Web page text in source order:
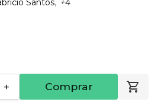
Santos +4
+ Comprar